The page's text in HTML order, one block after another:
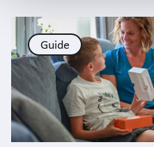
Guide